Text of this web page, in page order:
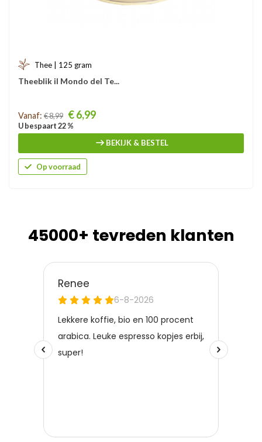
Thee | 125 gram
Theeblik il Mondo del Te...
Prijs
Vanaf: € 8,99 € 6,99
U bespaart 22 %
BEKIJK & BESTEL
Op voorraad
45000+ tevreden klanten